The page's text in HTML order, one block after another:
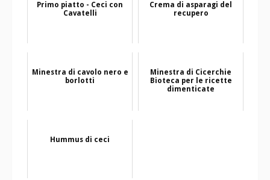
Primo piatto - Ceci con
Cavatelli
Crema di asparagi del
recupero
Minestra di cavolo nero e
borlotti
Minestra di Cicerchie
Bioteca per le ricette
dimenticate
Hummus di ceci